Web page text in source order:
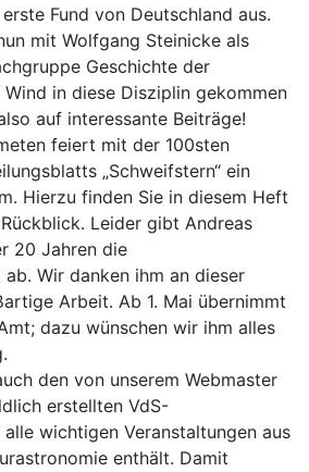
Fund von Deutschland aus.
mit Wolfgang Steinicke als
Geschichte der
in diese Disziplin gekommen
auf interessante Beiträge!
feiert mit der 100sten
„Schweifstern“ ein
Hierzu finden Sie in diesem Heft
Leider gibt Andreas
20 Jahren die
Wir danken ihm an dieser
Arbeit. Ab 1. Mai übernimmt
dazu wünschen wir ihm alles
den von unserem Webmaster
erstellten VdS-
wichtigen Veranstaltungen aus
enthält. Damit